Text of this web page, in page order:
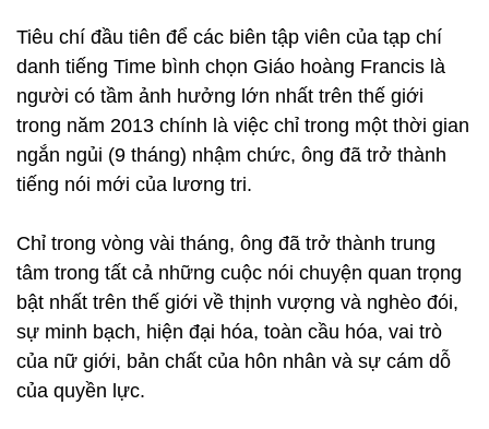
Tiêu chí đầu tiên để các biên tập viên của tạp chí
danh tiếng Time bình chọn Giáo hoàng Francis là
người có tầm ảnh hưởng lớn nhất trên thế giới
trong năm 2013 chính là việc chỉ trong một thời gian
ngắn ngủi (9 tháng) nhậm chức, ông đã trở thành
tiếng nói mới của lương tri.
Chỉ trong vòng vài tháng, ông đã trở thành trung
tâm trong tất cả những cuộc nói chuyện quan trọng
bật nhất trên thế giới về thịnh vượng và nghèo đói,
sự minh bạch, hiện đại hóa, toàn cầu hóa, vai trò
của nữ giới, bản chất của hôn nhân và sự cám dỗ
của quyền lực.